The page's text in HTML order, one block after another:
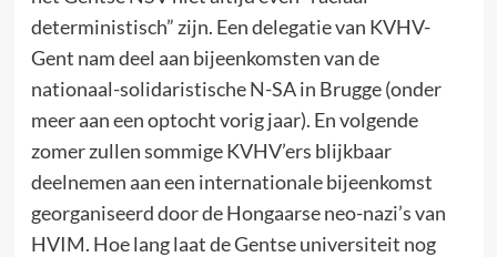
deterministisch” zijn. Een delegatie van KVHV-
Gent nam deel aan bijeenkomsten van de
nationaal-solidaristische N-SA in Brugge (onder
meer aan een optocht vorig jaar). En volgende
zomer zullen sommige KVHV’ers blijkbaar
deelnemen aan een internationale bijeenkomst
georganiseerd door de Hongaarse neo-nazi’s van
HVIM. Hoe lang laat de Gentse universiteit nog